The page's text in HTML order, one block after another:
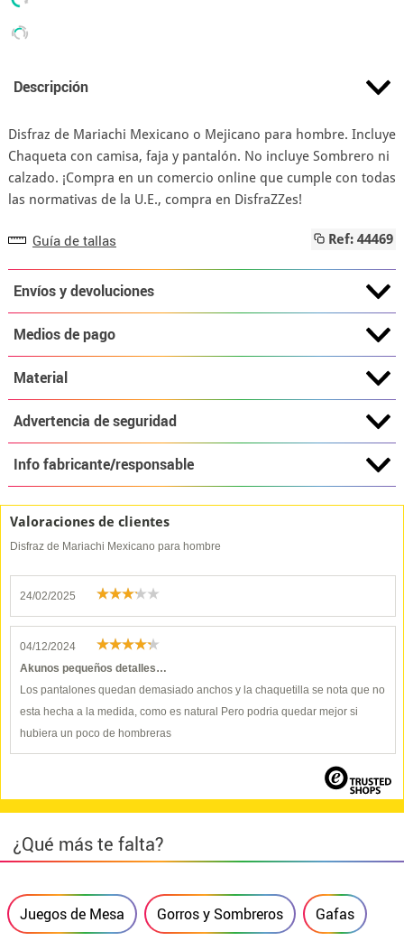
Descripción
Disfraz de Mariachi Mexicano o Mejicano para hombre. Incluye
Chaqueta con camisa, faja y pantalón. No incluye Sombrero ni
calzado. ¡Compra en un comercio online que cumple con todas
las normativas de la U.E., compra en DisfraZZes!
Guía de tallas Ref: 44469
Envíos y devoluciones
Medios de pago
Material
Advertencia de seguridad
Info fabricante/responsable
Valoraciones de clientes
Disfraz de Mariachi Mexicano para hombre
24/02/2025
04/12/2024
Akunos pequeños detalles…
Los pantalones quedan demasiado anchos y la chaquetilla se nota que no
esta hecha a la medida, como es natural Pero podria quedar mejor si
hubiera un poco de hombreras
¿Qué más te falta?
Juegos de Mesa Gorros y Sombreros Gafas